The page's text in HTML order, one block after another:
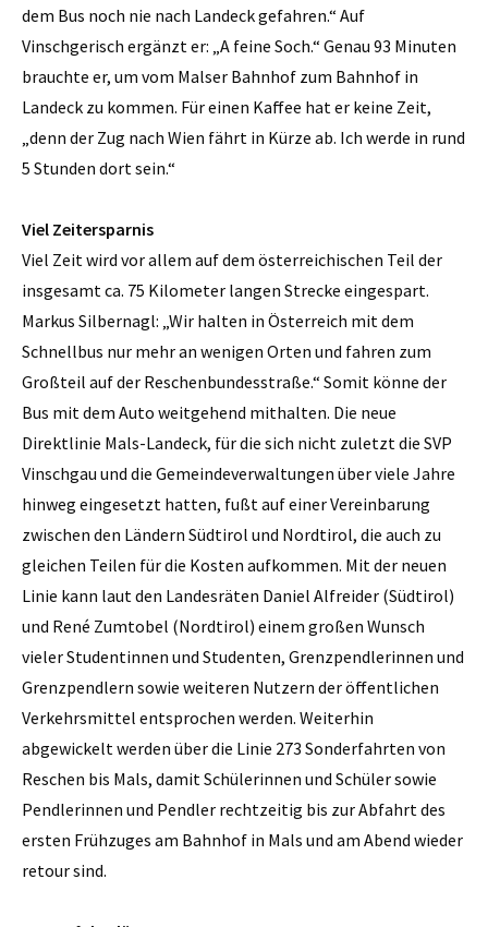
dem Bus noch nie nach Landeck gefahren.“ Auf
Vinschgerisch ergänzt er: „A feine Soch.“ Genau 93 Minuten
brauchte er, um vom Malser Bahnhof zum Bahnhof in
Landeck zu kommen. Für einen Kaffee hat er keine Zeit,
„denn der Zug nach Wien fährt in Kürze ab. Ich werde in rund
5 Stunden dort sein.“
Viel Zeitersparnis
Viel Zeit wird vor allem auf dem österreichischen Teil der
insgesamt ca. 75 Kilometer langen Strecke eingespart.
Markus Silbernagl: „Wir halten in Österreich mit dem
Schnellbus nur mehr an wenigen Orten und fahren zum
Großteil auf der Reschenbundesstraße.“ Somit könne der
Bus mit dem Auto weitgehend mithalten. Die neue
Direktlinie Mals-Landeck, für die sich nicht zuletzt die SVP
Vinschgau und die Gemeindeverwaltungen über viele Jahre
hinweg eingesetzt hatten, fußt auf einer Vereinbarung
zwischen den Ländern Südtirol und Nordtirol, die auch zu
gleichen Teilen für die Kosten aufkommen. Mit der neuen
Linie kann laut den Landesräten Daniel Alfreider (Südtirol)
und René Zumtobel (Nordtirol) einem großen Wunsch
vieler Studentinnen und Studenten, Grenzpendlerinnen und
Grenzpendlern sowie weiteren Nutzern der öffentlichen
Verkehrsmittel entsprochen werden. Weiterhin
abgewickelt werden über die Linie 273 Sonderfahrten von
Reschen bis Mals, damit Schülerinnen und Schüler sowie
Pendlerinnen und Pendler rechtzeitig bis zur Abfahrt des
ersten Frühzuges am Bahnhof in Mals und am Abend wieder
retour sind.